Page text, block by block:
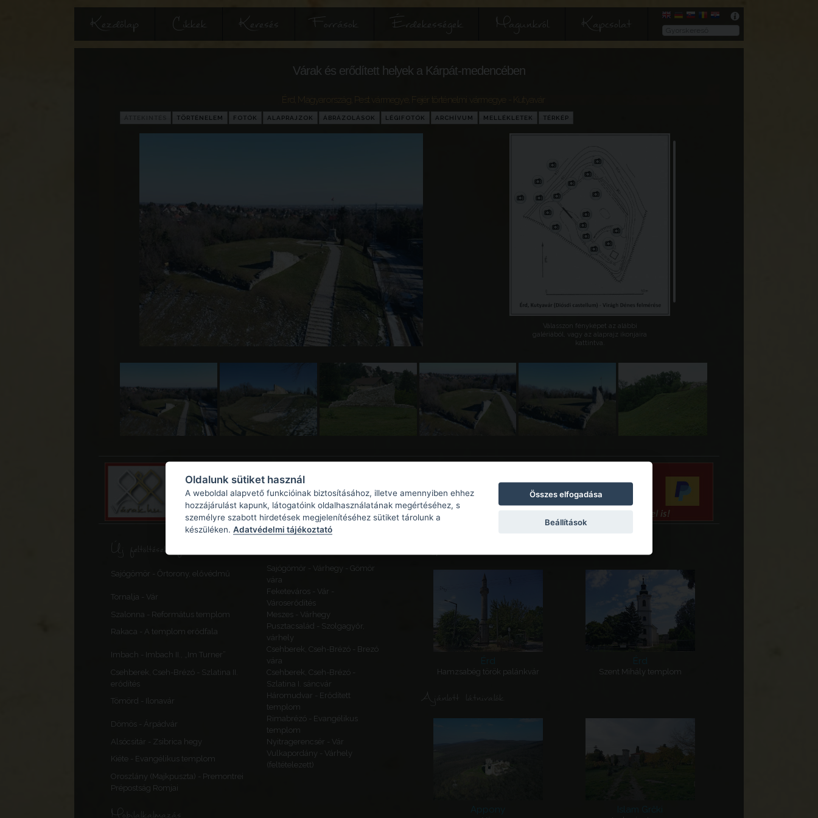
Kezdőlap Cikkek Keresés Források Érdekességek Magunkról Kapcsolat
Várak és erődített helyek a Kárpát-medencében
Magyarország Pest vármegye Fejér történelmi vármegye - Kutyavár
TÖRTÉNELEM FOTÓK ALAPRAJZOK ÁBRÁZOLÁSOK LÉGIFOTÓK ARCHÍVUM MELLÉKLETEK TÉRKÉP
Válasszon fényképet az alábbi
galériából, vagy az alaprajz ikonjaira
kattintva.
Új feltöltések, frissítések
Sajógömör - Őrtorony, elővédmű
Sajógömör - Várhegy - Gömör
vára
Tornalja - Vár
Feketeváros - Vár -
Városerődítés
Szalonna - Református templom
Meszes - Várhegy
Rakaca - A templom erődfala
Pusztacsalád - Szolgagyőr,
várhely
Imbach - Imbach II., „Im Turner”
Csehberek, Cseh-Brézó - Brezó
vára
Csehberek, Cseh-Brézó - Szlatina II.
erődítés
Csehberek, Cseh-Brézó -
Szlatina I. sáncvár
Tömörd - Ilonavár
Háromudvar - Erődített
templom
Dömös - Árpádvár
Rimabrézó - Evangélikus
templom
Alsócsitár - Zsibrica hegy
Nyitragerencsér - Vár
Kiéte - Evangélikus templom
Vulkapordány - Várhely
(feltételezett)
Oroszlány (Majkpuszta) - Premontrei
Prépostság Romjai
Mobilalkalmazás
Érd
Hamzsabég török palánkvár
Érd
Szent Mihály templom
Ajánlott látnivalók
Appony Islam Grčki
Oldalunk sütiket használ
A weboldal alapvető funkcióinak biztosításához, illetve amennyiben ehhez
hozzájárulást kapunk, látogatóink oldalhasználatának megértéséhez, s
személyre szabott hirdetések megjelenítéséhez sütiket tárolunk a
készüléken. Adatvédelmi tájékoztató
Összes elfogadása
Beállítások